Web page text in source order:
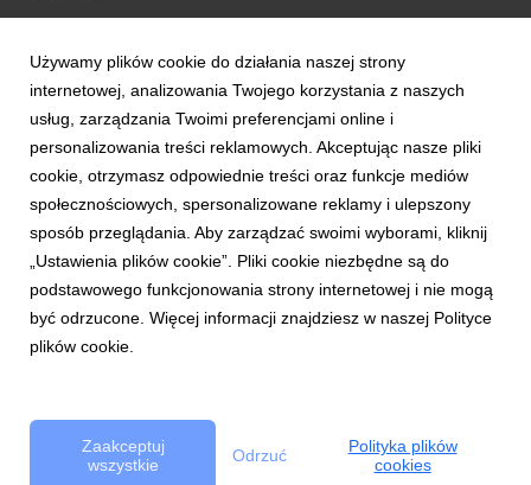
Mój Blog
Ludzie & Wydarzenia
Trendy & Raporty
Aktualności
Copyright © 2017 Bank Handlowy w Warszawie S.A.
Polityka Cookie
Używamy plików cookie do działania naszej strony
internetowej, analizowania Twojego korzystania z naszych
usług, zarządzania Twoimi preferencjami online i
personalizowania treści reklamowych. Akceptując nasze pliki
cookie, otrzymasz odpowiednie treści oraz funkcje mediów
społecznościowych, spersonalizowane reklamy i ulepszony
sposób przeglądania. Aby zarządzać swoimi wyborami, kliknij
„Ustawienia plików cookie”. Pliki cookie niezbędne są do
podstawowego funkcjonowania strony internetowej i nie mogą
być odrzucone. Więcej informacji znajdziesz w naszej Polityce
plików cookie.
Zaakceptuj
wszystkie
Odrzuć
Polityka plików
cookies